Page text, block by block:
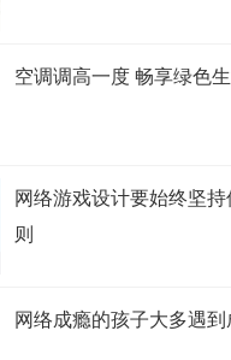
空调调高一度 畅享绿色
网络游戏设计要始终坚
则
网络成瘾的孩子大多遇到